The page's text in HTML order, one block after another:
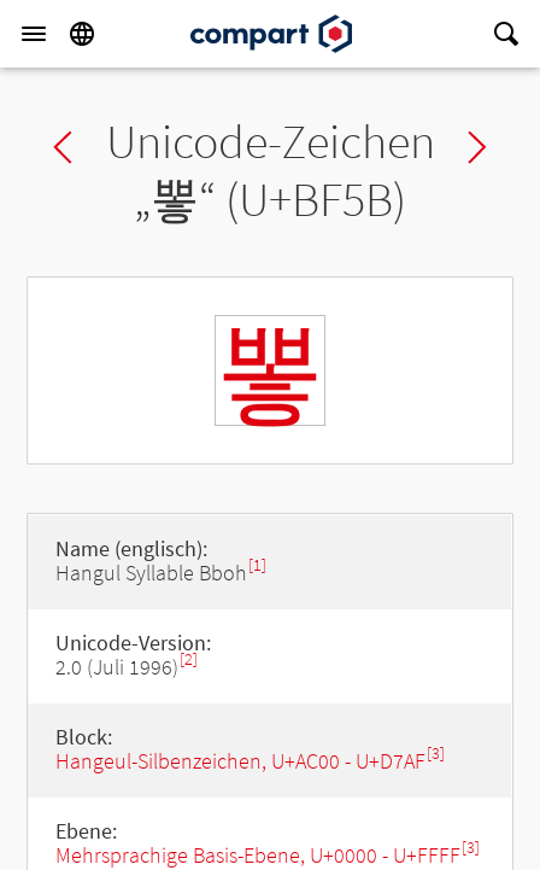
Previous char
Unicode-Zeichen
„뽛“ (U+BF5B)
뽛
Name (englisch):
Hangul Syllable Bboh [1]
Unicode-Version:
2.0 (Juli 1996)[2]
Block:
Hangeul-Silbenzeichen, U+AC00 - U+D7AF[3]
Ebene:
Mehrsprachige Basis-Ebene, U+0000 - U+FFFF[3]